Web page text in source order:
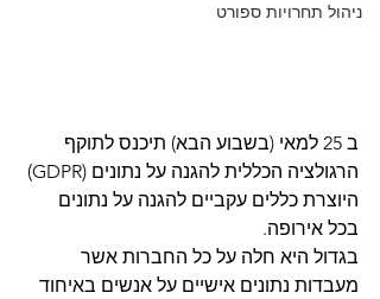
ניהול תחרויות ספורט
ב 25 למאי (בשבוע הבא) תיכנס לתוקף
הרגולציה הכללית להגנה על נתונים (GDPR)
היוצרת כללים עקביים להגנה על נתונים
בכל אירופה.
בגדול היא חלה על כל החברות אשר
מעבדות נתונים אישיים על אנשים באיחוד